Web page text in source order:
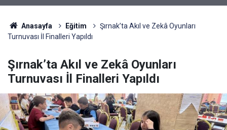
Anasayfa Eğitim
Şırnak’ta Akıl ve Zekâ Oyunları
Turnuvası İl Finalleri Yapıldı
Şırnak’ta Akıl ve Zekâ Oyunları
Turnuvası İl Finalleri Yapıldı